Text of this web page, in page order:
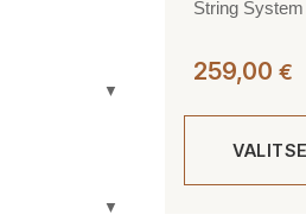
▼
▼
String
259,00 €